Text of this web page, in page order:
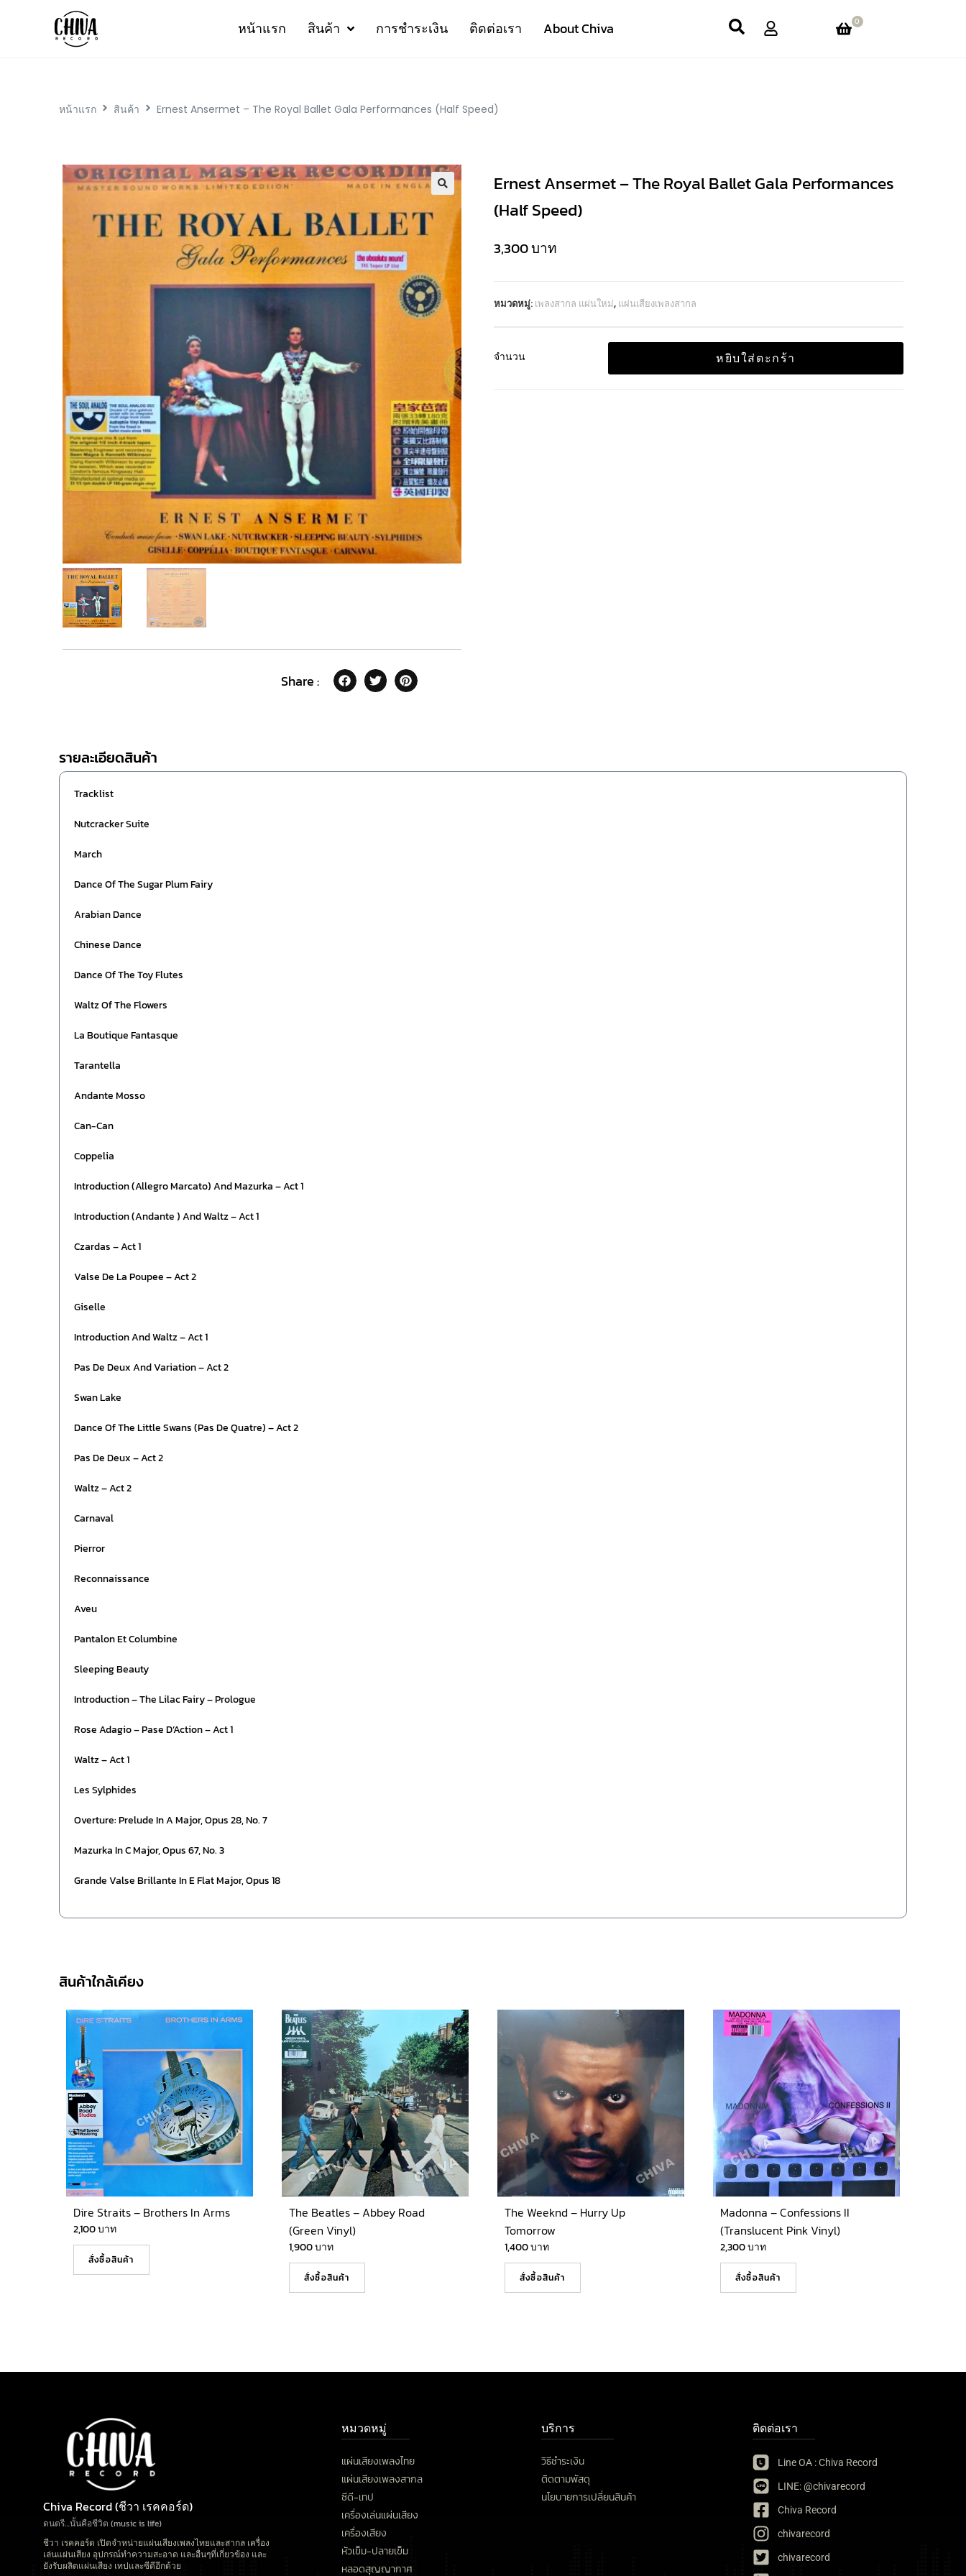
หน้าแรก สินค้า การชำระเงิน ติดต่อเรา About Chiva 0
หน้าแรก สินค้า Ernest Ansermet – The Royal Ballet Gala Performances (Half Speed)
Share :
Ernest Ansermet – The Royal Ballet Gala Performances
(Half Speed)
3,300บาท
หมวดหมู่: เพลงสากล แผ่นใหม่, แผ่นเสียงเพลงสากล
จำนวน หยิบใส่ตะกร้า
รายละเอียดสินค้า
Tracklist
Nutcracker Suite
March
Dance Of The Sugar Plum Fairy
Arabian Dance
Chinese Dance
Dance Of The Toy Flutes
Waltz Of The Flowers
La Boutique Fantasque
Tarantella
Andante Mosso
Can-Can
Coppelia
Introduction (Allegro Marcato) And Mazurka – Act 1
Introduction (Andante ) And Waltz – Act 1
Czardas – Act 1
Valse De La Poupee – Act 2
Giselle
Introduction And Waltz – Act 1
Pas De Deux And Variation – Act 2
Swan Lake
Dance Of The Little Swans (Pas De Quatre) – Act 2
Pas De Deux – Act 2
Waltz – Act 2
Carnaval
Pierror
Reconnaissance
Aveu
Pantalon Et Columbine
Sleeping Beauty
Introduction – The Lilac Fairy – Prologue
Rose Adagio – Pase D’Action – Act 1
Waltz – Act 1
Les Sylphides
Overture: Prelude In A Major, Opus 28, No. 7
Mazurka In C Major, Opus 67, No. 3
Grande Valse Brillante In E Flat Major, Opus 18
สินค้าใกล้เคียง
Dire Straits – Brothers In Arms
2,100บาท
สั่งซื้อสินค้า
The Beatles – Abbey Road
(Green Vinyl)
1,900บาท
สั่งซื้อสินค้า
The Weeknd – Hurry Up
Tomorrow
1,400บาท
สั่งซื้อสินค้า
Madonna – Confessions II
(Translucent Pink Vinyl)
2,300บาท
สั่งซื้อสินค้า
Chiva Record (ชีวา เรคคอร์ด)
ดนตรี…นั้นคือชีวิต (music is life)
ชีวา เรคคอร์ด เปิดจำหน่ายแผ่นเสียงเพลงไทยและสากล เครื่อง
เล่นแผ่นเสียง อุปกรณ์ทำความสะอาด และอื่นๆที่เกี่ยวข้อง และ
ยังรับผลิตแผ่นเสียง เทปและซีดีอีกด้วย
หมวดหมู่
แผ่นเสียงเพลงไทย
แผ่นเสียงเพลงสากล
ซีดี-เทป
เครื่องเล่นแผ่นเสียง
เครื่องเสียง
หัวเข็ม-ปลายเข็ม
หลอดสุญญากาศ
บริการ
วิธีชำระเงิน
ติดตามพัสดุ
นโยบายการเปลี่ยนสินค้า
ติดต่อเรา
Line OA : Chiva Record
LINE: @chivarecord
Chiva Record
chivarecord
chivarecord